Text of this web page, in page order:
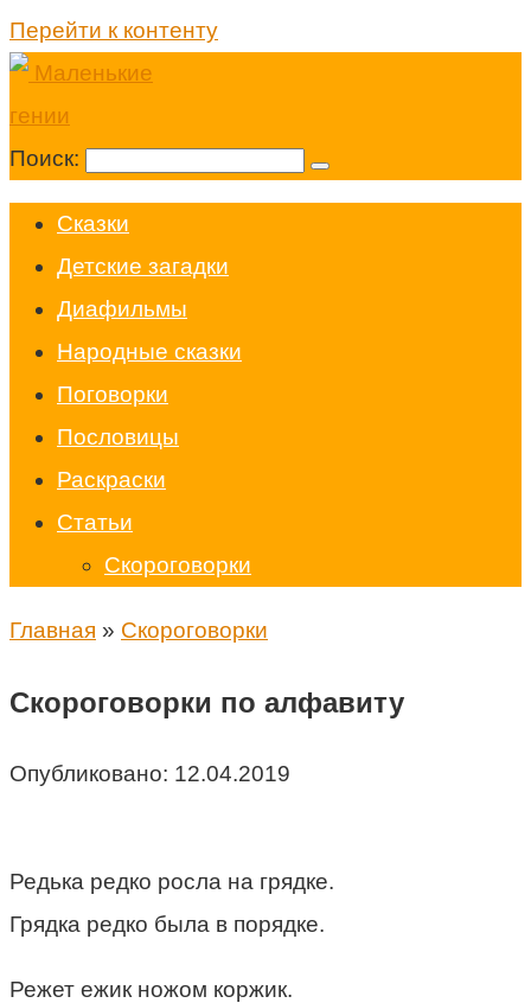
Перейти к контенту
Поиск:
Cказки
Детские загадки
Диафильмы
Народные сказки
Поговорки
Пословицы
Раскраски
Статьи
Скороговорки
Главная » Скороговорки
Скороговорки по алфавиту
Опубликовано: 12.04.2019
Редька редко росла на грядке.
Грядка редко была в порядке.
Режет ежик ножом коржик.